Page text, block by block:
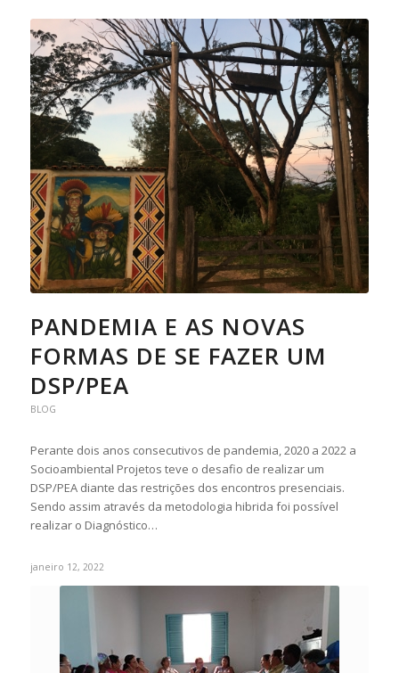
PANDEMIA E AS NOVAS
FORMAS DE SE FAZER UM
DSP/PEA
BLOG
Perante dois anos consecutivos de pandemia, 2020 a 2022 a
Socioambiental Projetos teve o desafio de realizar um
DSP/PEA diante das restrições dos encontros presenciais.
Sendo assim através da metodologia hibrida foi possível
realizar o Diagnóstico…
janeiro 12, 2022